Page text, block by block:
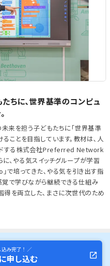
ちに、世界基準のコンピュ
来を担う子どもたちに「世界基準
ことを目指しています。教材は、人
ドする株式会社Preferred Network
、やる気スイッチグループが学習
で培ってきた、やる気を引き出す指
覚で学びながら継続できる仕組み
得を両立した、まさに次世代のため
み完了！ ／
申し込む